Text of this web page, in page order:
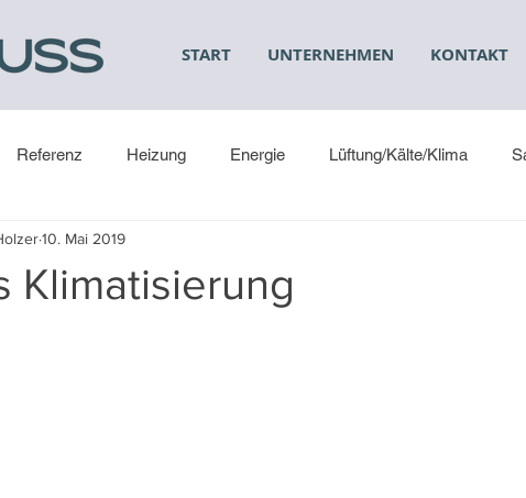
START UNTERNEHMEN KONTAKT
Referenz Heizung Energie Lüftung/Kälte/Klima
Klimatisierung
10. Mai 2019